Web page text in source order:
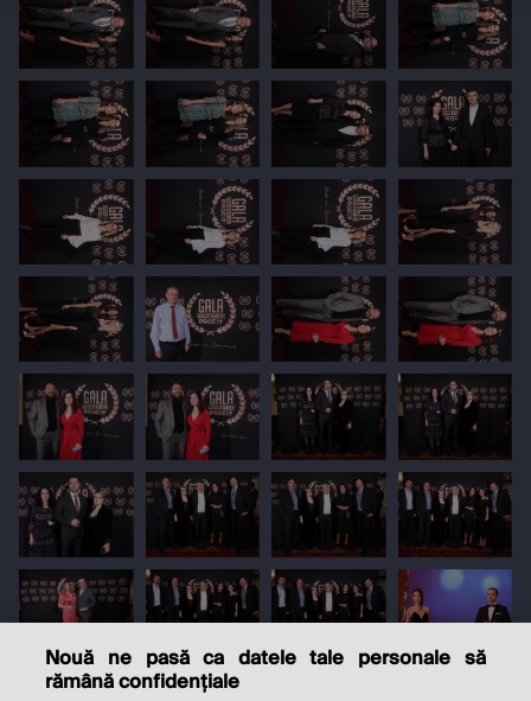
Nouă ne pasă ca datele tale personale să
rămână confidențiale